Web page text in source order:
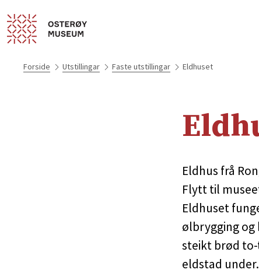
Forside Utstillingar Faste utstillingar Eldhuset
Eldhus frå
Flytt til
Eldhuset
ølbrygging og
steikt brød to-
eldstad